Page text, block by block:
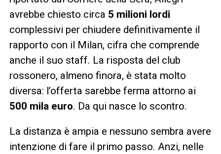
avrebbe chiesto circa 5 milioni lordi
complessivi per chiudere definitivamente il
rapporto con il Milan, cifra che comprende
anche il suo staff. La risposta del club
rossonero, almeno finora, è stata molto
diversa: l’offerta sarebbe ferma attorno ai
500 mila euro. Da qui nasce lo scontro.
La distanza è ampia e nessuno sembra avere
intenzione di fare il primo passo. Anzi, nelle